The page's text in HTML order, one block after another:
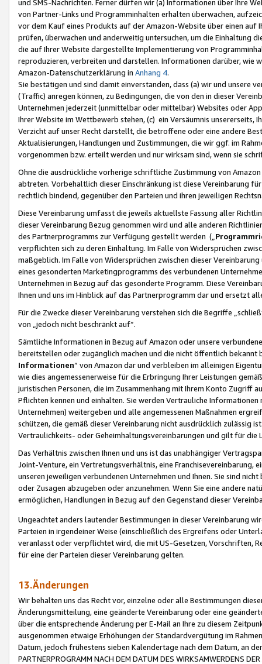
und SMS-Nachrichten. Ferner dürfen wir (a) Informationen über Ihre
von Partner-Links und Programminhalten erhalten überwachen,
vor dem Kauf eines Produkts auf der Amazon-Website über einen
prüfen, überwachen und anderweitig untersuchen, um die Einhaltung
die auf Ihrer Website dargestellte Implementierung von
reproduzieren, verbreiten und darstellen. Informationen darüber, wie
Amazon-Datenschutzerklärung in Anhang 4.
Sie bestätigen und sind damit einverstanden, dass (a) wir und
(Traffic) anregen können, zu Bedingungen, die von den in dieser
Unternehmen jederzeit (unmittelbar oder mittelbar) Websites oder
Ihrer Website im Wettbewerb stehen, (c) ein Versäumnis unsererseits,
Verzicht auf unser Recht darstellt, die betroffene oder eine andere
Aktualisierungen, Handlungen und Zustimmungen, die wir ggf. im
vorgenommen bzw. erteilt werden und nur wirksam sind, wenn sie
Ohne die ausdrückliche vorherige schriftliche Zustimmung von
abtreten. Vorbehaltlich dieser Einschränkung ist diese Vereinbarung
rechtlich bindend, gegenüber den Parteien und ihren jeweiligen
Diese Vereinbarung umfasst die jeweils aktuellste Fassung aller
dieser Vereinbarung Bezug genommen wird und alle anderen
des Partnerprogramms zur Verfügung gestellt werden („
verpflichten sich zu deren Einhaltung. Im Falle von Widersprüchen
maßgeblich. Im Falle von Widersprüchen zwischen dieser
eines gesonderten Marketingprogramms des verbundenen
Unternehmen in Bezug auf das gesonderte Programm. Diese
Ihnen und uns im Hinblick auf das Partnerprogramm dar und ersetzt
Für die Zwecke dieser Vereinbarung verstehen sich die Begriffe
von „jedoch nicht beschränkt auf“.
Sämtliche Informationen in Bezug auf Amazon oder unsere
bereitstellen oder zugänglich machen und die nicht öffentlich
Informationen“ von Amazon dar und verbleiben im alleinigen
wie dies angemessenerweise für die Erbringung Ihrer Leistungen
juristischen Personen, die im Zusammenhang mit Ihrem Konto
Pflichten kennen und einhalten. Sie werden Vertrauliche
Unternehmen) weitergeben und alle angemessenen Maßnahmen
schützen, die gemäß dieser Vereinbarung nicht ausdrücklich zulässig
Vertraulichkeits- oder Geheimhaltungsvereinbarungen und gilt für die
Das Verhältnis zwischen Ihnen und uns ist das unabhängiger
Joint-Venture, ein Vertretungsverhältnis, eine Franchisevereinbarung,
unseren jeweiligen verbundenen Unternehmen und Ihnen. Sie sind
oder Zusagen abzugeben oder anzunehmen. Wenn Sie eine andere
ermöglichen, Handlungen in Bezug auf den Gegenstand dieser
Ungeachtet anders lautender Bestimmungen in dieser Vereinbarung
Parteien in irgendeiner Weise (einschließlich des Ergreifens oder
veranlasst oder verpflichtet wird, die mit US-Gesetzen, Vorschriften,
für eine der Parteien dieser Vereinbarung gelten.
13.Änderungen
Wir behalten uns das Recht vor, einzelne oder alle Bestimmungen
Änderungsmitteilung, eine geänderte Vereinbarung oder eine
über die entsprechende Änderung per E-Mail an Ihre zu diesem
ausgenommen etwaige Erhöhungen der Standardvergütung im
Datum, jedoch frühestens sieben Kalendertage nach dem Datum, an
PARTNERPROGRAMM NACH DEM DATUM DES WIRKSAMWERDENS